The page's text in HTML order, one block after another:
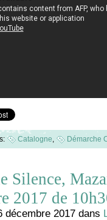
Catalogne Démarche
Silence,
2017 de
décembre 2017 dans